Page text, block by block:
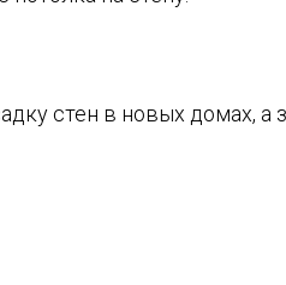
стен в новых домах, а